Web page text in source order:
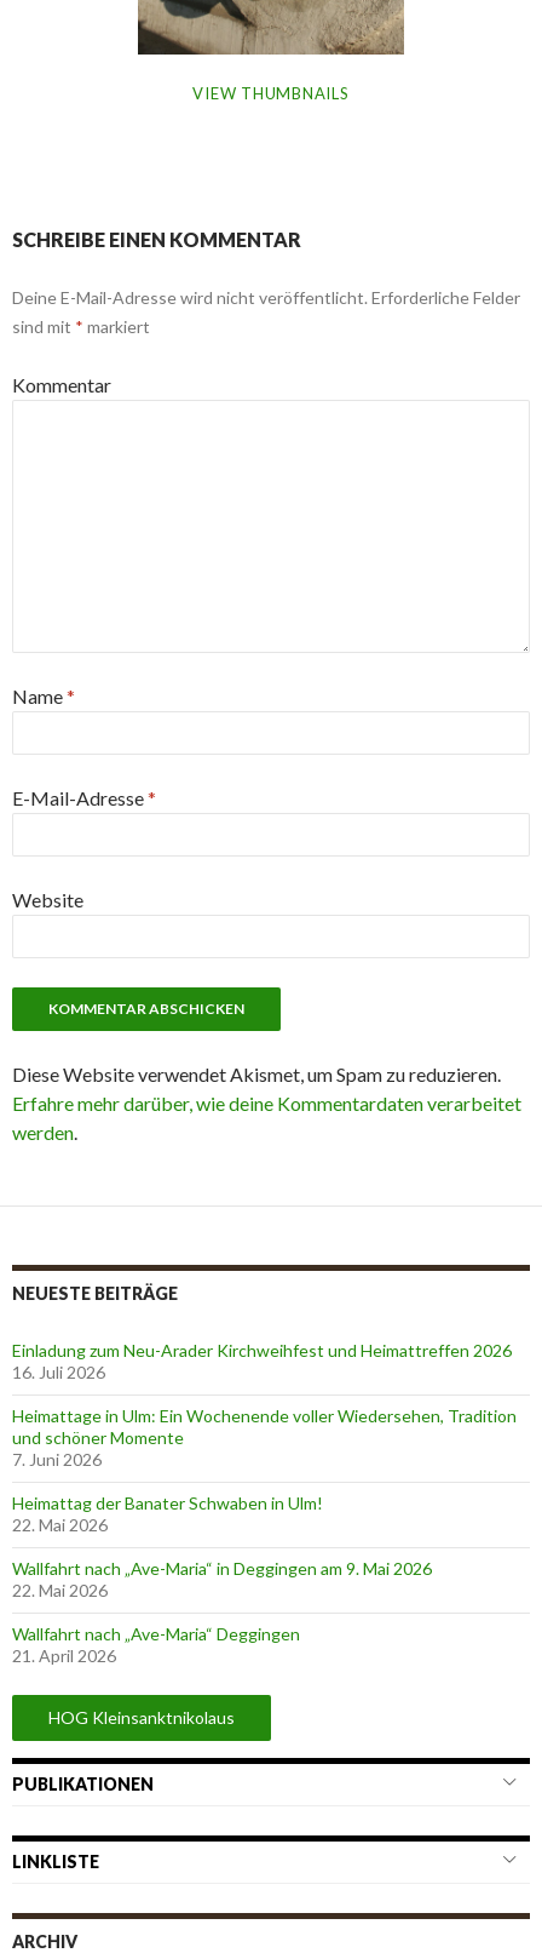
VIEW THUMBNAILS
SCHREIBE EINEN KOMMENTAR
Deine E-Mail-Adresse wird nicht veröffentlicht. Erforderliche Felder
sind mit * markiert
Kommentar
Name*
E-Mail-Adresse*
Website
Diese Website verwendet Akismet, um Spam zu reduzieren.
Erfahre mehr darüber, wie deine Kommentardaten verarbeitet
werden.
NEUESTE BEITRÄGE
Einladung zum Neu-Arader Kirchweihfest und Heimattreffen 2026
16. Juli 2026
Heimattage in Ulm: Ein Wochenende voller Wiedersehen, Tradition
und schöner Momente
7. Juni 2026
Heimattag der Banater Schwaben in Ulm!
22. Mai 2026
Wallfahrt nach „Ave-Maria“ in Deggingen am 9. Mai 2026
22. Mai 2026
Wallfahrt nach „Ave-Maria“ Deggingen
21. April 2026
HOG Kleinsanktnikolaus
PUBLIKATIONEN
LINKLISTE
ARCHIV